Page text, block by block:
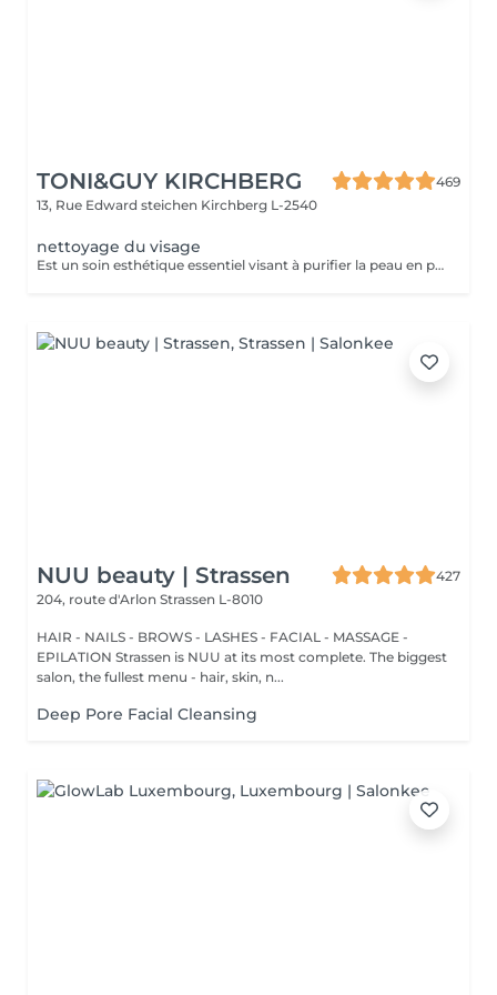
TONI&GUY KIRCHBERG
469
13, Rue Edward steichen Kirchberg L-2540
nettoyage du visage
Est un soin esthétique essentiel visant à purifier la peau en profondeur et a lui donner éclat et fraicheur
NUU beauty | Strassen
427
204, route d'Arlon Strassen L-8010
HAIR - NAILS - BROWS - LASHES - FACIAL - MASSAGE -
EPILATION Strassen is NUU at its most complete. The biggest
salon, the fullest menu - hair, skin, n...
Deep Pore Facial Cleansing